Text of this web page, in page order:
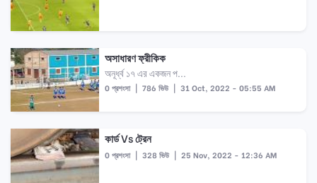
অসাধারণ ফ্রীকিক
অনূর্ধ্ব ১৭ এর একজন প...
0 প্রশংসা | 786 ভিউ | 31 Oct, 2022 - 05:55 AM
কার্ড Vs ট্রেন
0 প্রশংসা | 328 ভিউ | 25 Nov, 2022 - 12:36 AM